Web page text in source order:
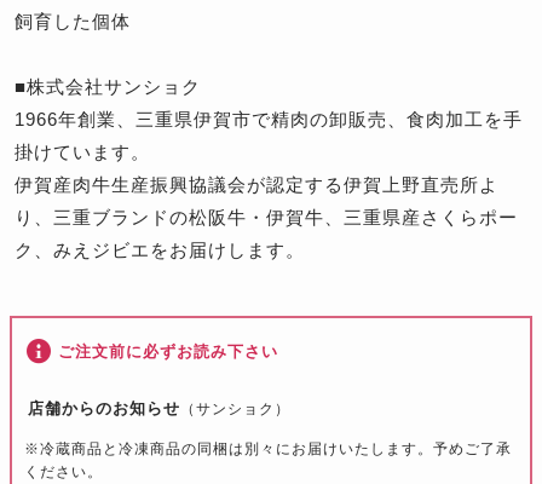
飼育した個体
■株式会社サンショク
1966年創業、三重県伊賀市で精肉の卸販売、食肉加工を手
掛けています。
伊賀産肉牛生産振興協議会が認定する伊賀上野直売所よ
り、三重ブランドの松阪牛・伊賀牛、三重県産さくらポー
ク、みえジビエをお届けします。
ご注文前に必ずお読み下さい
店舗からのお知らせ （サンショク）
※冷蔵商品と冷凍商品の同梱は別々にお届けいたします。予めご了承
ください。